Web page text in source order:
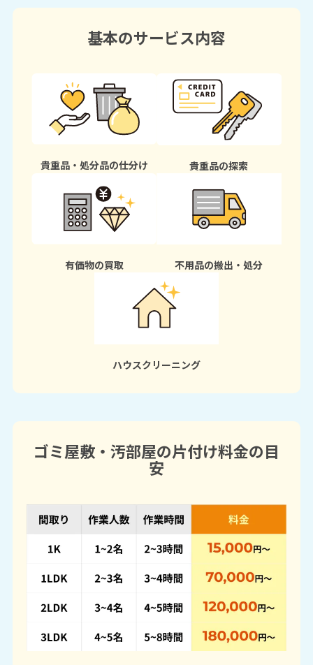
基本のサービス内容
貴重品・処分品の仕分け 貴重品の探索
有価物の買取 不用品の搬出・処分
ハウスクリーニング
ゴミ屋敷・汚部屋の片付け料金の目
安